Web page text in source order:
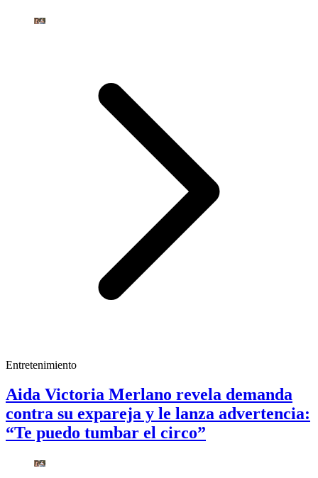
Entretenimiento
Aida Victoria Merlano revela demanda
contra su expareja y le lanza advertencia:
“Te puedo tumbar el circo”